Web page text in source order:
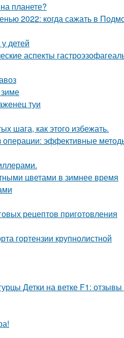
планете?
2022: когда сажать в
детей
аспекты
туи
шага, как этого избежать.
операции: эффективные
цветами в зимнее время
рецептов приготовления
гортензии крупнолистной
Детки на ветке F1: отзывы